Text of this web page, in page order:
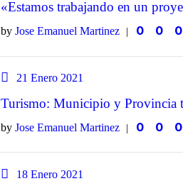
«Estamos trabajando en un
by Jose Emanuel Martinez 0 0 0
21 Enero 2021
Turismo: Municipio y Provincia
by Jose Emanuel Martinez 0 0 0
18 Enero 2021